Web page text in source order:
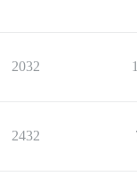
2032
2432